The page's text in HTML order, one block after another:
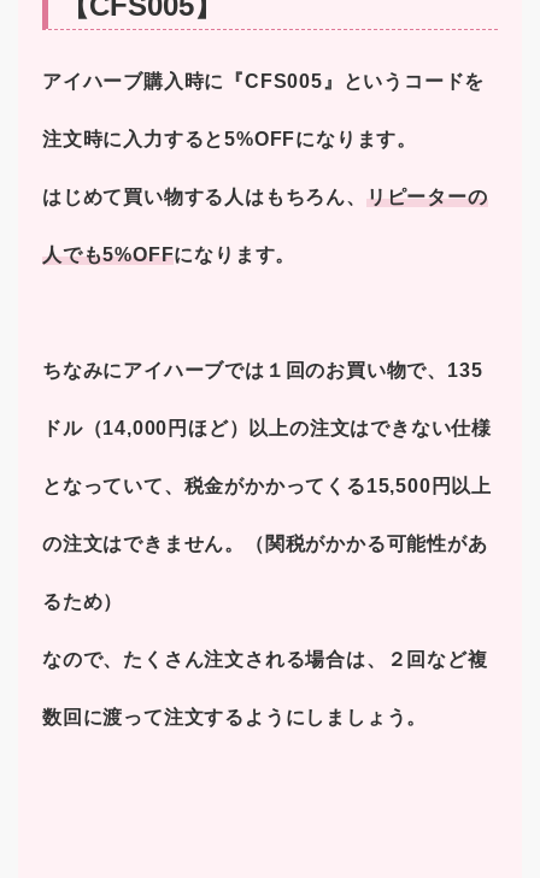
アイハーブ購入時に『CFS005』というコードを
注文時に入力すると5%OFFになります。
はじめて買い物する人はもちろん、 リピーターの
人でも5%OFFになります。
ちなみにアイハーブでは１回のお買い物で、135
ドル（14,000円ほど）以上の注文はできない仕様
となっていて、税金がかかってくる15,500円以上
の注文はできません。（関税がかかる可能性があ
るため）
なので、たくさん注文される場合は、２回など複
数回に渡って注文するようにしましょう。